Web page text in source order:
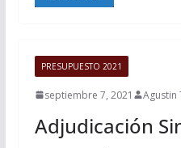
PRESUPUESTO 2021
septiembre 7, 2021 Agustin
Adjudicación